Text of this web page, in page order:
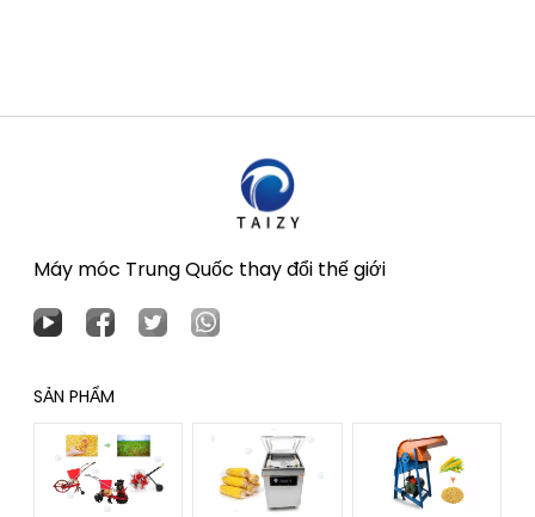
Máy móc Trung Quốc thay đổi thế giới
SẢN PHẨM